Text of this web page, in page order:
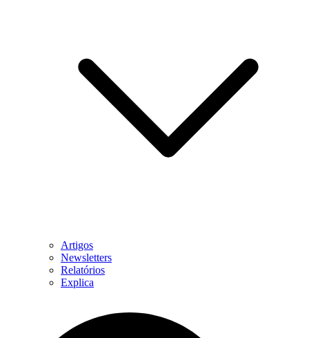
Artigos
Newsletters
Relatórios
Explica